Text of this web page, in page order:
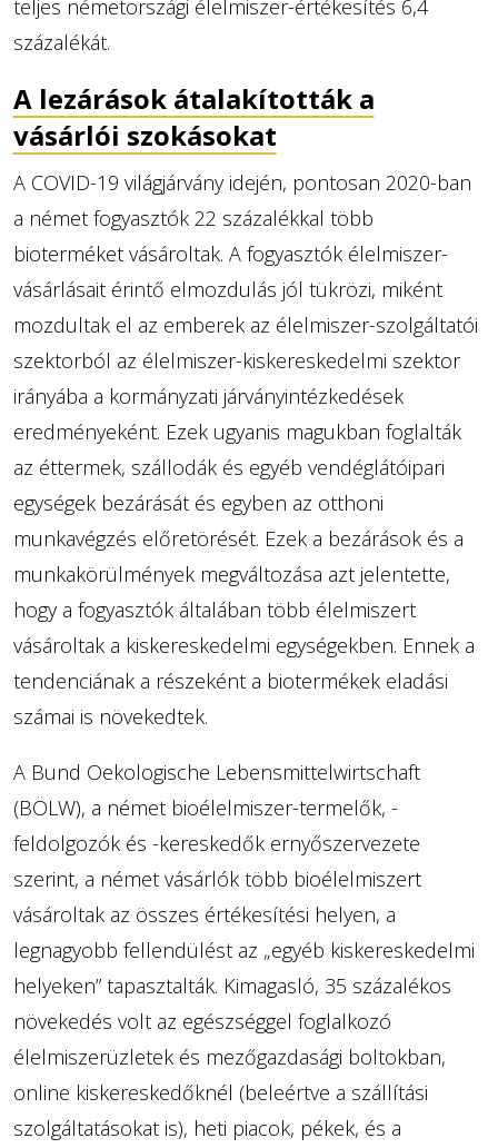
teljes németországi élelmiszer-értékesítés 6,4
százalékát.
A lezárások átalakították a
vásárlói szokásokat
A COVID-19 világjárvány idején, pontosan 2020-ban
a német fogyasztók 22 százalékkal több
bioterméket vásároltak. A fogyasztók élelmiszer-
vásárlásait érintő elmozdulás jól tükrözi, miként
mozdultak el az emberek az élelmiszer-szolgáltatói
szektorból az élelmiszer-kiskereskedelmi szektor
irányába a kormányzati járványintézkedések
eredményeként. Ezek ugyanis magukban foglalták
az éttermek, szállodák és egyéb vendéglátóipari
egységek bezárását és egyben az otthoni
munkavégzés előretörését. Ezek a bezárások és a
munkakörülmények megváltozása azt jelentette,
hogy a fogyasztók általában több élelmiszert
vásároltak a kiskereskedelmi egységekben. Ennek a
tendenciának a részeként a biotermékek eladási
számai is növekedtek.
A Bund Oekologische Lebensmittelwirtschaft
(BÖLW), a német bioélelmiszer-termelők, -
feldolgozók és -kereskedők ernyőszervezete
szerint, a német vásárlók több bioélelmiszert
vásároltak az összes értékesítési helyen, a
legnagyobb fellendülést az „egyéb kiskereskedelmi
helyeken” tapasztalták. Kimagasló, 35 százalékos
növekedés volt az egészséggel foglalkozó
élelmiszerüzletek és mezőgazdasági boltokban,
online kiskereskedőknél (beleértve a szállítási
szolgáltatásokat is), heti piacok, pékek, és a